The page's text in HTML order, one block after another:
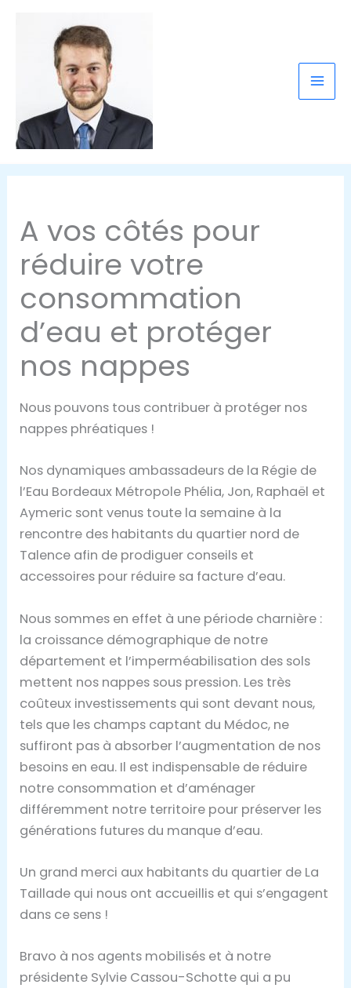
A vos côtés pour
réduire votre
consommation
d’eau et protéger
nos nappes
Nous pouvons tous contribuer à protéger nos
nappes phréatiques !
Nos dynamiques ambassadeurs de la Régie de
l’Eau Bordeaux Métropole Phélia, Jon, Raphaël et
Aymeric sont venus toute la semaine à la
rencontre des habitants du quartier nord de
Talence afin de prodiguer conseils et
accessoires pour réduire sa facture d’eau.
Nous sommes en effet à une période charnière :
la croissance démographique de notre
département et l’imperméabilisation des sols
mettent nos nappes sous pression. Les très
coûteux investissements qui sont devant nous,
tels que les champs captant du Médoc, ne
suffiront pas à absorber l’augmentation de nos
besoins en eau. Il est indispensable de réduire
notre consommation et d’aménager
différemment notre territoire pour préserver les
générations futures du manque d’eau.
Un grand merci aux habitants du quartier de La
Taillade qui nous ont accueillis et qui s’engagent
dans ce sens !
Bravo à nos agents mobilisés et à notre
présidente Sylvie Cassou-Schotte qui a pu